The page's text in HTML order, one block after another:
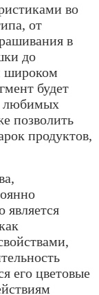
во
от
в
до
широком
будет
любимых
позволить
продуктов,
является
его цветовые